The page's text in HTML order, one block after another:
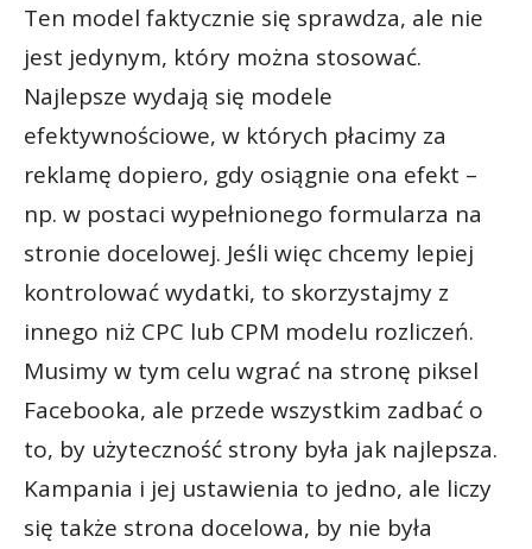
Ten model faktycznie się sprawdza, ale nie
jest jedynym, który można stosować.
Najlepsze wydają się modele
efektywnościowe, w których płacimy za
reklamę dopiero, gdy osiągnie ona efekt –
np. w postaci wypełnionego formularza na
stronie docelowej. Jeśli więc chcemy lepiej
kontrolować wydatki, to skorzystajmy z
innego niż CPC lub CPM modelu rozliczeń.
Musimy w tym celu wgrać na stronę piksel
Facebooka, ale przede wszystkim zadbać o
to, by użyteczność strony była jak najlepsza.
Kampania i jej ustawienia to jedno, ale liczy
się także strona docelowa, by nie była